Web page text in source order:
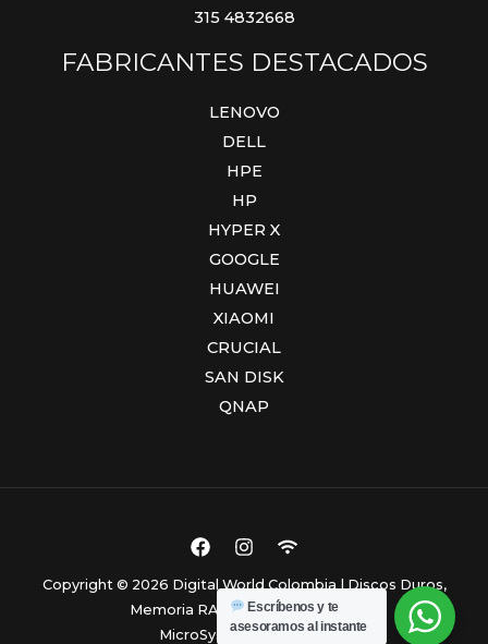
315 4832668
FABRICANTES DESTACADOS
LENOVO
DELL
HPE
HP
HYPER X
GOOGLE
HUAWEI
XIAOMI
CRUCIAL
SAN DISK
QNAP
Copyright © 2026 Digital World Colombia | Discos Duros,
Memoria RAM y Computadores.
MicroSystem Colombia.
Escríbenos y te
asesoramos al instante